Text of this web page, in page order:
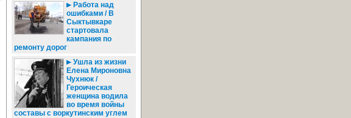
Работа над
ошибками / В
Сыктывкаре
стартовала
кампания по
ремонту дорог
Ушла из жизни
Елена Мироновна
Чухнюк /
Героическая
женщина водила
во время войны
составы с воркутинским углем